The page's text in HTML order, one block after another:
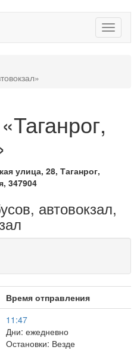
улица, 28, Таганрог,
347904
автовокзал,
Время отправления
11:47
Дни: ежедневно
Остановки: Везде